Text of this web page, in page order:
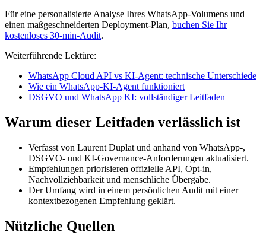
Für eine personalisierte Analyse Ihres WhatsApp-Volumens und
einen maßgeschneiderten Deployment-Plan, buchen Sie Ihr
kostenloses 30-min-Audit.
Weiterführende Lektüre:
WhatsApp Cloud API vs KI-Agent: technische Unterschiede
Wie ein WhatsApp-KI-Agent funktioniert
DSGVO und WhatsApp KI: vollständiger Leitfaden
Warum dieser Leitfaden verlässlich ist
Verfasst von Laurent Duplat und anhand von WhatsApp-,
DSGVO- und KI-Governance-Anforderungen aktualisiert.
Empfehlungen priorisieren offizielle API, Opt-in,
Nachvollziehbarkeit und menschliche Übergabe.
Der Umfang wird in einem persönlichen Audit mit einer
kontextbezogenen Empfehlung geklärt.
Nützliche Quellen